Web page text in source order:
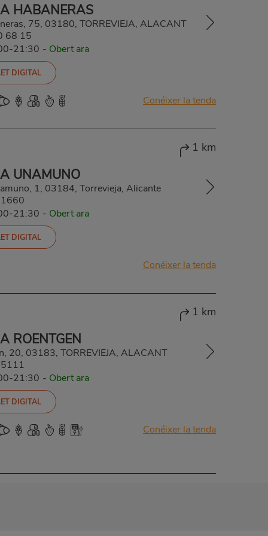
HABANERAS
75, 03180, TORREVIEJA, ALACANT
68 15
21:30 - Obert ara
DIGITAL
Conéixer la tenda
1 km
UNAMUNO
1, 03184, Torrevieja, Alicante
21:30 - Obert ara
DIGITAL
Conéixer la tenda
1 km
ROENTGEN
20, 03183, TORREVIEJA, ALACANT
21:30 - Obert ara
DIGITAL
Conéixer la tenda